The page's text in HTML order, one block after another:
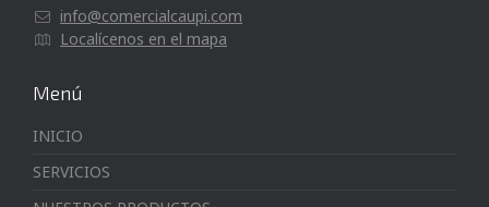
info@comercialcaupi.com
Localícenos en el mapa
Menú
INICIO
SERVICIOS